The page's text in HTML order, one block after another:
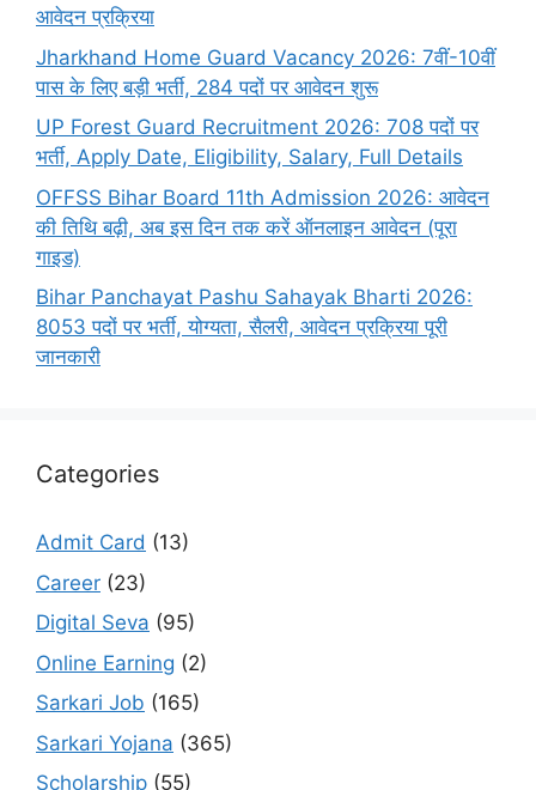
आवेदन प्रक्रिया
Jharkhand Home Guard Vacancy 2026: 7वीं-10वीं
पास के लिए बड़ी भर्ती, 284 पदों पर आवेदन शुरू
UP Forest Guard Recruitment 2026: 708 पदों पर
भर्ती, Apply Date, Eligibility, Salary, Full Details
OFFSS Bihar Board 11th Admission 2026: आवेदन
की तिथि बढ़ी, अब इस दिन तक करें ऑनलाइन आवेदन (पूरा
गाइड)
Bihar Panchayat Pashu Sahayak Bharti 2026:
8053 पदों पर भर्ती, योग्यता, सैलरी, आवेदन प्रक्रिया पूरी
जानकारी
Categories
Admit Card (13)
Career (23)
Digital Seva (95)
Online Earning (2)
Sarkari Job (165)
Sarkari Yojana (365)
Scholarship (55)